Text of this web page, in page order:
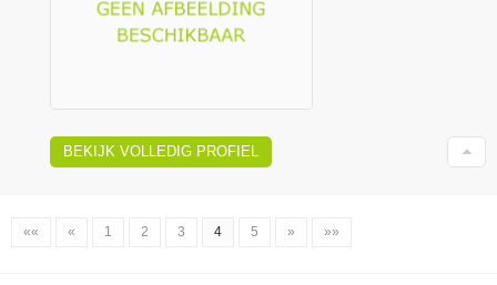
BEKIJK VOLLEDIG PROFIEL
«« « 1 2 3 4 5 » »»